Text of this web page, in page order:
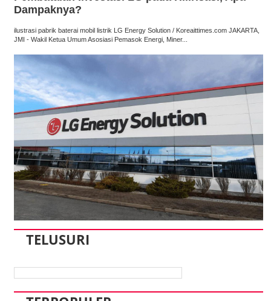
Dampaknya?
ilustrasi pabrik baterai mobil listrik LG Energy Solution / Koreaittimes.com JAKARTA,
JMI - Wakil Ketua Umum Asosiasi Pemasok Energi, Miner...
TELUSURI